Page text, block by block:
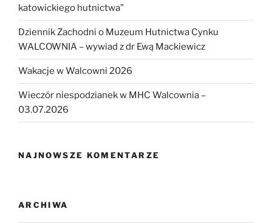
katowickiego hutnictwa”
Dziennik Zachodni o Muzeum Hutnictwa Cynku
WALCOWNIA – wywiad z dr Ewą Mackiewicz
Wakacje w Walcowni 2026
Wieczór niespodzianek w MHC Walcownia –
03.07.2026
NAJNOWSZE KOMENTARZE
ARCHIWA